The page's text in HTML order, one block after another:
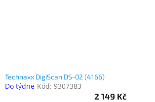
Technaxx DigiScan DS-02 (4166)
Do týdne Kód: 9307383
2 149 Kč